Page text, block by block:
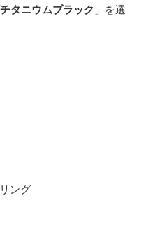
タニウムブラック 」を選
ング